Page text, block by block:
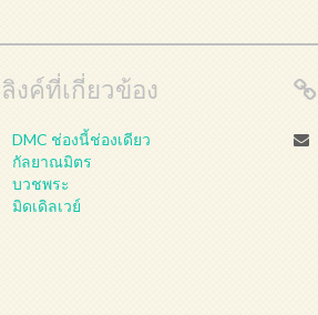
ลิงค์ที่เกี่ยวข้อง
DMC ช่องนี้ช่องเดียว
กัลยาณมิตร
บวชพระ
มิดเดิลเวย์